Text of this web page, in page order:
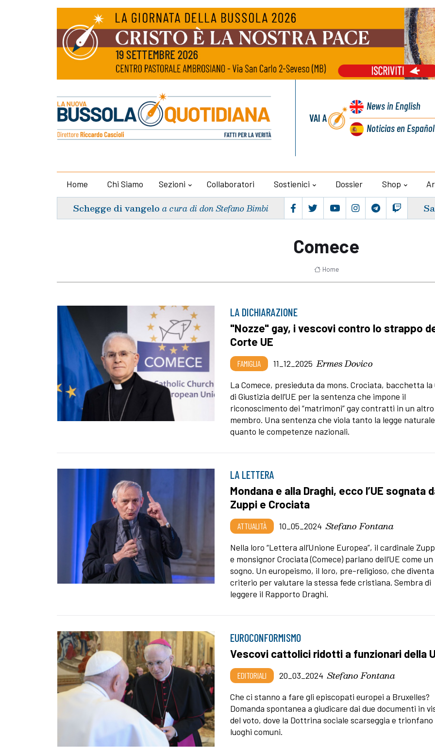
VAI A
Newsin English
Noticiasen Español
Home Chi Siamo Sezioni Collaboratori Sostienici Dossier Shop
Schegge di vangelo a cura di don Stefano Bimbi
Comece
Home
LA DICHIARAZIONE
"Nozze" gay, i vescovi contro lo strappo
Corte UE
FAMIGLIA 11_12_2025 Ermes Dovico
La Comece, presieduta da mons. Crociata, bacchetta la
di Giustizia dell’UE per la sentenza che impone il
riconoscimento dei “matrimoni” gay contratti in un
membro. Una sentenza che viola tanto la legge naturale
quanto le competenze nazionali.
LA LETTERA
Mondana e alla Draghi, ecco l’UE sognata
Zuppi e Crociata
ATTUALITÀ 10_05_2024 Stefano Fontana
Nella loro “Lettera all’Unione Europea”, il cardinale
e monsignor Crociata (Comece) parlano dell’UE come un
sogno. Un europeismo, il loro, pre-religioso, che diventa
criterio per valutare la stessa fede cristiana. Sembra di
leggere il Rapporto Draghi.
EUROCONFORMISMO
Vescovi cattolici ridotti a funzionari della
EDITORIALI 20_03_2024 Stefano Fontana
Che ci stanno a fare gli episcopati europei a Bruxelles?
Domanda spontanea a giudicare dai due documenti in
del voto, dove la Dottrina sociale scarseggia e trionfano
luoghi comuni.